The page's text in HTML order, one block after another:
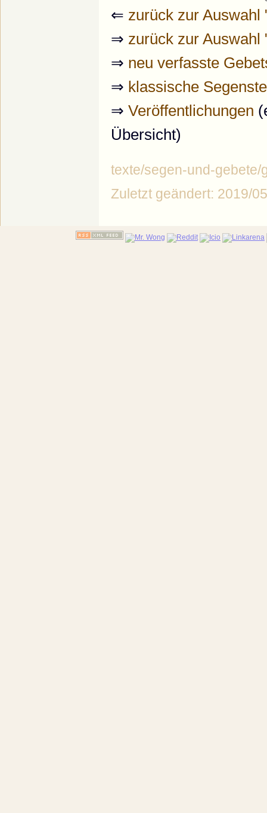
⇐ zurück zur Auswahl
⇒ zurück zur Auswahl
⇒ neu verfasste
⇒ klassische
⇒ Veröffentlichungen
Übersicht)
texte/segen-und-gebete/
Zuletzt geändert: 2019/